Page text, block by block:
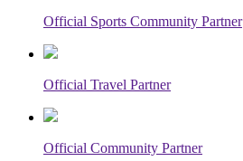
Official Sports Community Partner
Official Travel Partner
Official Community Partner